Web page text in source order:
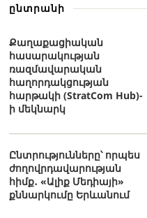
ընտրանի
Քաղաքացիական
հասարակության
ռազմավարական
հաղորդակցության
հարթակի (StratCom Hub)-
ի մեկնարկ
Ընտրությունները՝ որպես
ժողովրդավարության
հիմք․ «Ալիք Մեդիայի»
քննարկումը Երևանում